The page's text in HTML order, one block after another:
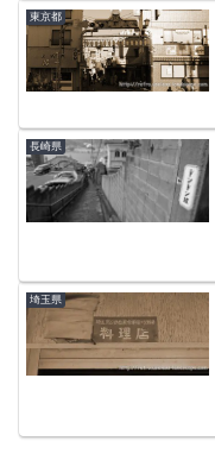
東京都
長崎県
埼玉県